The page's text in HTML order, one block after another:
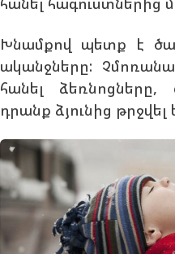
Խնամքով պետք է
ականջները:
հանել
դրանք ձյունից թրջվել